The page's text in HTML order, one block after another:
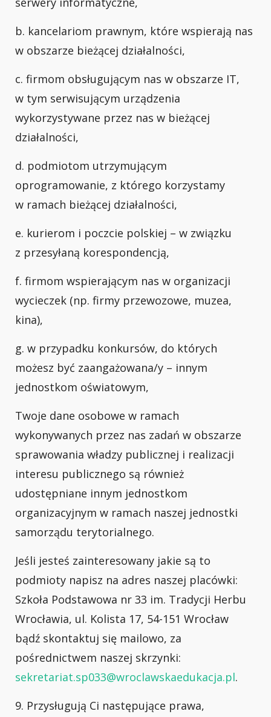
b. kancelariom prawnym, które wspierają nas
w obszarze bieżącej działalności,
c. firmom obsługującym nas w obszarze IT,
w tym serwisującym urządzenia
wykorzystywane przez nas w bieżącej
działalności,
d. podmiotom utrzymującym
oprogramowanie, z którego korzystamy
w ramach bieżącej działalności,
e. kurierom i poczcie polskiej – w związku
z przesyłaną korespondencją,
f. firmom wspierającym nas w organizacji
wycieczek (np. firmy przewozowe, muzea,
kina),
g. w przypadku konkursów, do których
możesz być zaangażowana/y – innym
jednostkom oświatowym,
Twoje dane osobowe w ramach
wykonywanych przez nas zadań w obszarze
sprawowania władzy publicznej i realizacji
interesu publicznego są również
udostępniane innym jednostkom
organizacyjnym w ramach naszej jednostki
samorządu terytorialnego.
Jeśli jesteś zainteresowany jakie są to
podmioty napisz na adres naszej placówki:
Szkoła Podstawowa nr 33 im. Tradycji Herbu
Wrocławia, ul. Kolista 17, 54-151 Wrocław
bądź skontaktuj się mailowo, za
pośrednictwem naszej skrzynki:
sekretariat.sp033@wroclawskaedukacja.pl.
9. Przysługują Ci następujące prawa,